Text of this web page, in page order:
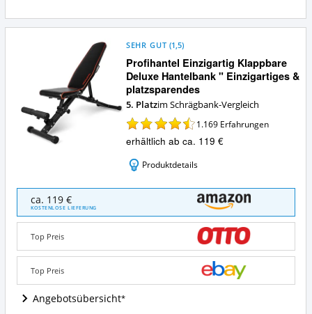
Profihantel Einzigartig Klappbare
Deluxe Hantelbank " Einzigartiges &
platzsparendes
SEHR GUT (1,5)
5. Platzim Schrägbank-Vergleich
1.169 Erfahrungen
erhältlich ab ca. 119 €
Produktdetails
Profihantel
Einzigartig
Klappbare
Deluxe
Hantelbank
"
Einzigartiges
&
platzsparendes
Angebote:
ca. 119 €
KOSTENLOSE LIEFERUNG
Top Preis
Top Preis
Angebotsübersicht